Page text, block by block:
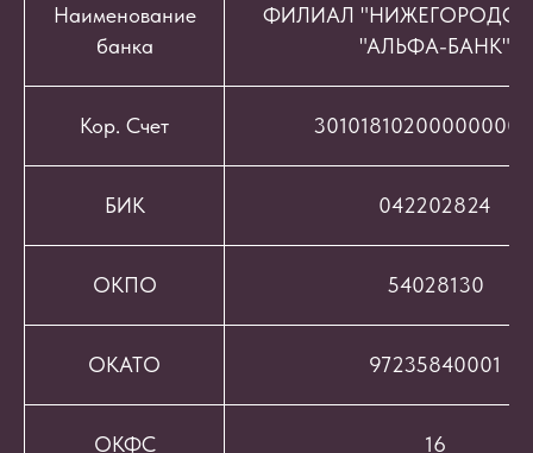
Наименование
банка
ФИЛИАЛ
"АЛЬФА-БАНК"
Кор. Счет
БИК 042202824
ОКПО 54028130
ОКАТО 97235840001
ОКФС 16